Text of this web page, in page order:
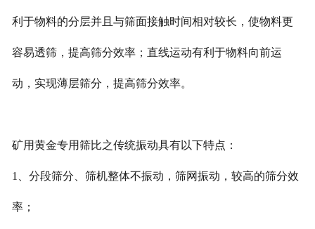
利于物料的分层并且与筛面接触时间相对较长，使物料更
容易透筛，提高筛分效率；直线运动有利于物料向前运
动，实现薄层筛分，提高筛分效率。
矿用黄金专用筛比之传统振动具有以下特点：
1、分段筛分、筛机整体不振动，筛网振动，较高的筛分效
率；